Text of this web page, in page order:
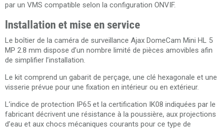
par un VMS compatible selon la configuration ONVIF.
Installation et mise en service
Le boîtier de la caméra de surveillance Ajax DomeCam Mini HL 5
MP 2.8 mm dispose d’un nombre limité de pièces amovibles afin
de simplifier l’installation.
Le kit comprend un gabarit de perçage, une clé hexagonale et une
visserie prévue pour une fixation en intérieur ou en extérieur.
L’indice de protection IP65 et la certification IK08 indiquées par le
fabricant décrivent une résistance à la poussière, aux projections
d’eau et aux chocs mécaniques courants pour ce type de